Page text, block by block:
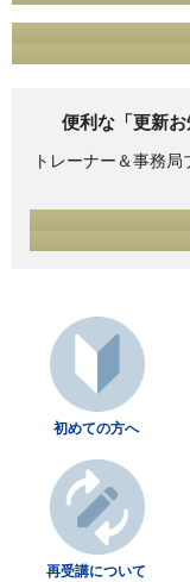
便利な「更新
トレーナー＆事務
初めての方へ
再受講について